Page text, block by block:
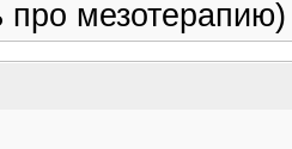
про мезотерапию)